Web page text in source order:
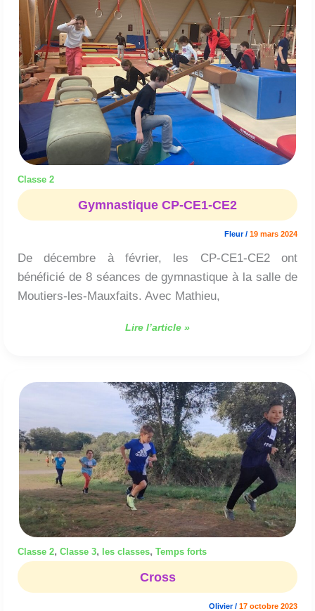
Classe 2
Gymnastique CP-CE1-CE2
Fleur/ 19 mars 2024
De décembre à février, les CP-CE1-CE2 ont
bénéficié de 8 séances de gymnastique à la salle de
Moutiers-les-Mauxfaits. Avec Mathieu,
CE2
Lire l’article »
Classe 2, Classe 3, les classes, Temps forts
Cross
Olivier/ 17 octobre 2023
Cross